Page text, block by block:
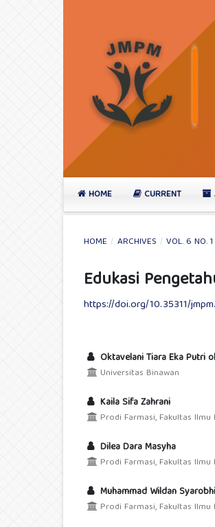
HOME CURRENT
HOME / ARCHIVES / VOL. 6 NO.
Edukasi
https://doi.org/10.35311/
Oktavelani Tiara Eka Putri
Universitas Binawan
Kaila Sifa Zahrani
Prodi Farmasi, Fakultas
Dilea Dara Masyha
Prodi Farmasi, Fakultas
Muhammad Wildan Syarobhi
Prodi Farmasi, Fakultas